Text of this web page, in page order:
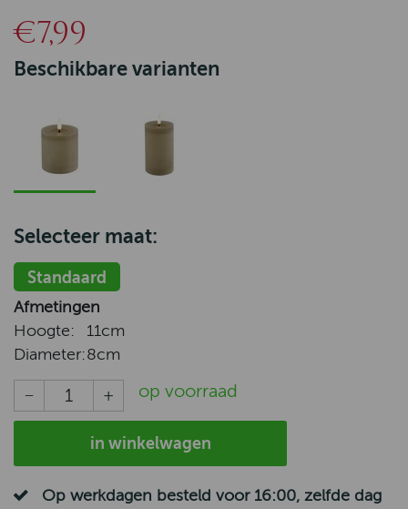
€7,99
Beschikbare varianten
Selecteer maat:
Standaard
Afmetingen
Hoogte:
11cm
Diameter:8cm
op voorraad
in winkelwagen
Op werkdagen besteld voor 16:00, zelfde dag